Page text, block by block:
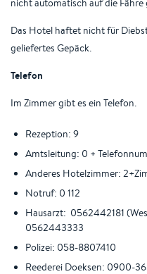
nicht automatisch auf die Fähre
Das Hotel haftet nicht für
geliefertes Gepäck.
Telefon
Im Zimmer gibt es ein Telefon.
Rezeption: 9
Amtsleitung: 0 +
Anderes Hotelzimmer:
Notruf: 0 112
Hausarzt: 0562442181
0562443333
Polizei: 058-8807410
Reederei Doeksen: 0900-